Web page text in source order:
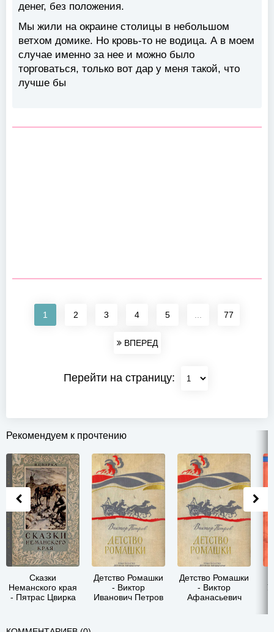
денег, без положения.
Мы жили на окраине столицы в небольшом
ветхом домике. Но кровь-то не водица. А в моем
случае именно за нее и можно было
торговаться, только вот дар у меня такой, что
лучше бы
1 2 3 4 5 ... 77
ВПЕРЕД
Перейти на страницу:
Рекомендуем к прочтению
Сказки
Неманского края
- Пятрас Цвирка
Детство Ромашки
- Виктор
Иванович Петров
Детство Ромашки
- Виктор
Афанасьевич